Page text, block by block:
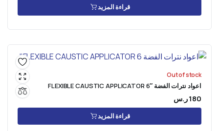
قراءة المزيد
Out of stock
اعواد نترات الفضة FLEXIBLE CAUSTIC APPLICATOR 6″
180ر.س
قراءة المزيد